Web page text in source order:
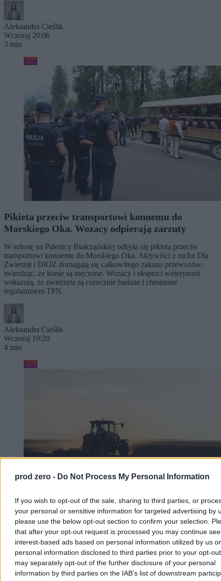
prod zero - Do Not Process My Personal Information
If you wish to opt-out of the sale, sharing to third parties, or
your personal or sensitive information for targeted advertising by
please use the below opt-out section to confirm your selection.
that after your opt-out request is processed you may continue
interest-based ads based on personal information utilized by us or
personal information disclosed to third parties prior to your opt-
may separately opt-out of the further disclosure of your personal
information by third parties on the IAB’s list of downstream
Aleksandra Cieślik
Wczoraj 20:06
3 min
Kraj
Pikieta przeciw transportowi konnemu do
Morskiego Oka. Wozacy odpierają zarzuty
W sobotę na Palenicy Białczańskiej odbyła się pikieta przeciw
transportowi konnemu do Morskiego Oka. Aktywiści z ruchu Dla
Zwierząt i DIOZ domagają się całkowitego zakazu przewozów,
twierdząc, że konie są męczone. Wozacy i eksperci weterynarii
wskazują, że zwierzęta są corocznie badane i chronione
regulaminem TPN.
Aleksandra Cieślik
Wczoraj 19:20
4 min
Kraj
Rolnik zaorał nowy asfalt w Gliwicach. Straty to
ok. 400 tys. zł
W piątek w gliwickiej dzielnicy Ostropa 60-letni rolnik ciągnikiem
marki Ursus celowo wjechał na świeżo położony asfalt, niszcząc
pługiem ok. 200 metrów nowej jezdni. Twierdził, że droga należy
do niego. Policja zatrzymała go na gorącym uczynku. Straty